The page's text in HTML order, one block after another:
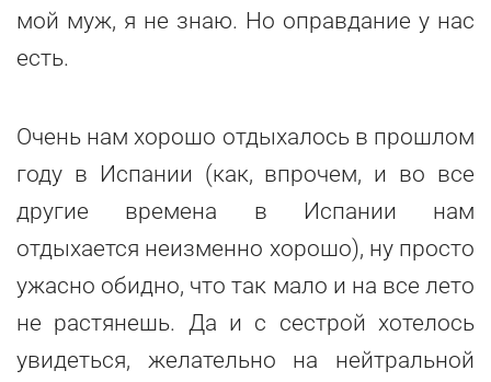
мой муж, я не знаю. Но оправдание у нас
есть.
Очень нам хорошо отдыхалось в прошлом
году в Испании (как, впрочем, и во все
другие времена в Испании нам
отдыхается неизменно хорошо), ну просто
ужасно обидно, что так мало и на все лето
не растянешь. Да и с сестрой хотелось
увидеться, желательно на нейтральной